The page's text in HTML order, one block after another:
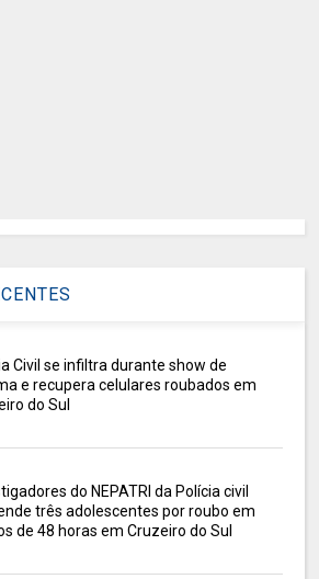
Civil se infiltra durante show de
e recupera celulares roubados em
do Sul
do NEPATRI da Polícia civil
três adolescentes por roubo em
de 48 horas em Cruzeiro do Sul